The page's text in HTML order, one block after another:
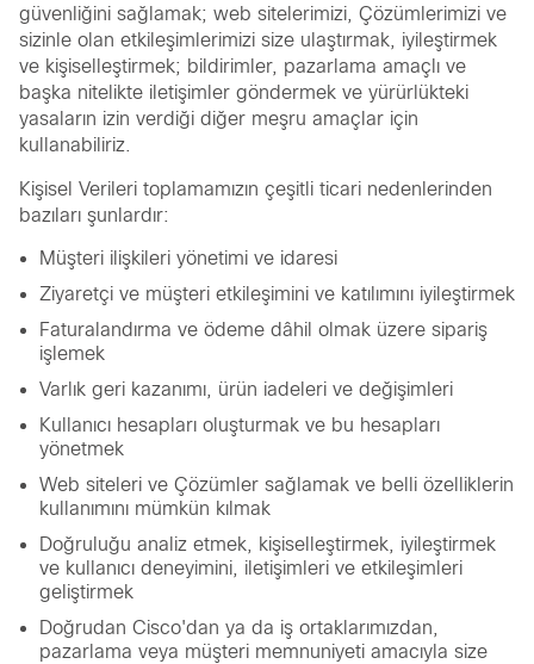
güvenliğini sağlamak; web sitelerimizi, Çözümlerimizi ve
sizinle olan etkileşimlerimizi size ulaştırmak, iyileştirmek
ve kişiselleştirmek; bildirimler, pazarlama amaçlı ve
başka nitelikte iletişimler göndermek ve yürürlükteki
yasaların izin verdiği diğer meşru amaçlar için
kullanabiliriz.
Kişisel Verileri toplamamızın çeşitli ticari nedenlerinden
bazıları şunlardır:
Müşteri ilişkileri yönetimi ve idaresi
Ziyaretçi ve müşteri etkileşimini ve katılımını iyileştirmek
Faturalandırma ve ödeme dâhil olmak üzere sipariş
işlemek
Varlık geri kazanımı, ürün iadeleri ve değişimleri
Kullanıcı hesapları oluşturmak ve bu hesapları
yönetmek
Web siteleri ve Çözümler sağlamak ve belli özelliklerin
kullanımını mümkün kılmak
Doğruluğu analiz etmek, kişiselleştirmek, iyileştirmek
ve kullanıcı deneyimini, iletişimleri ve etkileşimleri
geliştirmek
Doğrudan Cisco'dan ya da iş ortaklarımızdan,
pazarlama veya müşteri memnuniyeti amacıyla size